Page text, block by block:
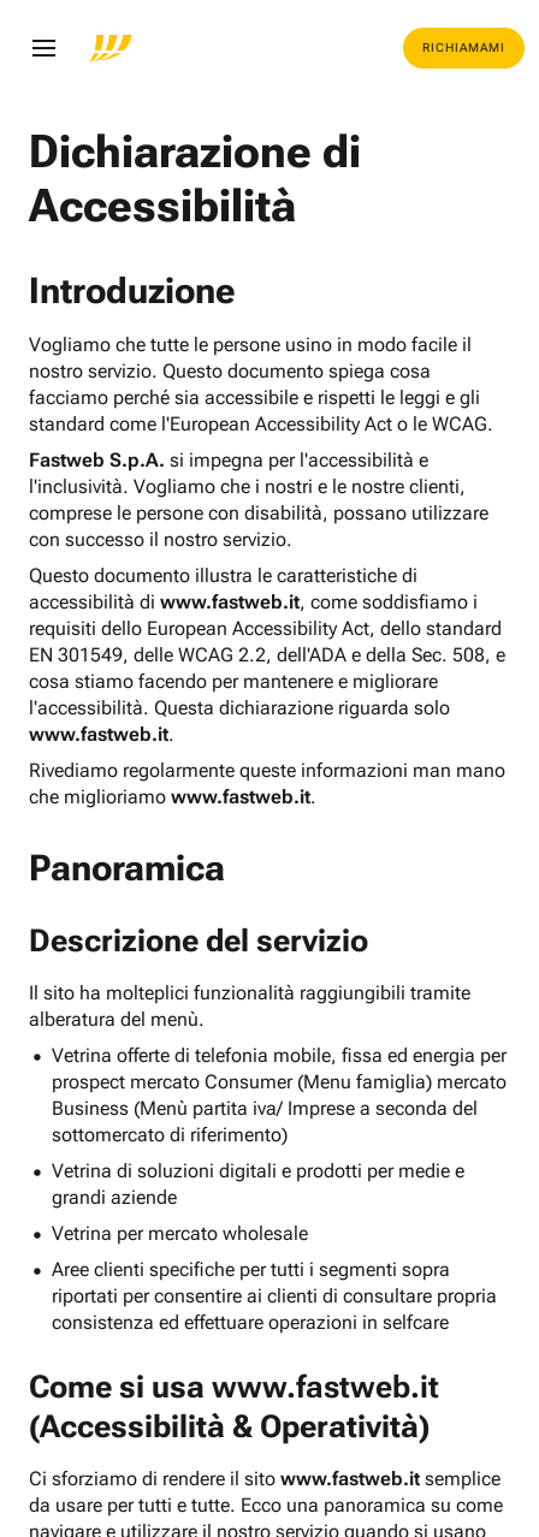
RICHIAMAMI
Dichiarazione di
Accessibilità
Introduzione
Vogliamo che tutte le persone usino in modo facile il
nostro servizio. Questo documento spiega cosa
facciamo perché sia accessibile e rispetti le leggi e gli
standard come l'European Accessibility Act o le WCAG.
Fastweb S.p.A. si impegna per l'accessibilità e
l'inclusività. Vogliamo che i nostri e le nostre clienti,
comprese le persone con disabilità, possano utilizzare
con successo il nostro servizio.
Questo documento illustra le caratteristiche di
accessibilità di www.fastweb.it, come soddisfiamo i
requisiti dello European Accessibility Act, dello standard
EN 301549, delle WCAG 2.2, dell'ADA e della Sec. 508, e
cosa stiamo facendo per mantenere e migliorare
l'accessibilità. Questa dichiarazione riguarda solo
www.fastweb.it.
Rivediamo regolarmente queste informazioni man mano
che miglioriamo www.fastweb.it.
Panoramica
Descrizione del servizio
Il sito ha molteplici funzionalità raggiungibili tramite
alberatura del menù.
Vetrina offerte di telefonia mobile, fissa ed energia per
prospect mercato Consumer (Menu famiglia) mercato
Business (Menù partita iva/ Imprese a seconda del
sottomercato di riferimento)
Vetrina di soluzioni digitali e prodotti per medie e
grandi aziende
Vetrina per mercato wholesale
Aree clienti specifiche per tutti i segmenti sopra
riportati per consentire ai clienti di consultare propria
consistenza ed effettuare operazioni in selfcare
Come si usa www.fastweb.it
(Accessibilità & Operatività)
Ci sforziamo di rendere il sito www.fastweb.it semplice
da usare per tutti e tutte. Ecco una panoramica su come
navigare e utilizzare il nostro servizio quando si usano